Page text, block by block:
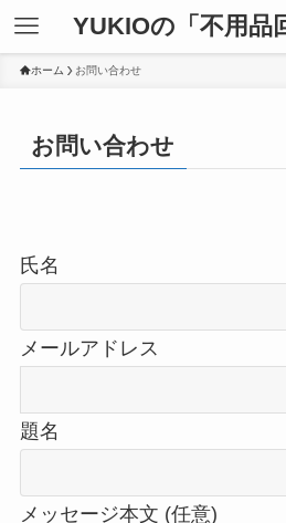
YUKIOの「不用品
ホーム お問い合わせ
お問い合わせ
氏名
メールアドレス
題名
メッセージ本文 (任意)